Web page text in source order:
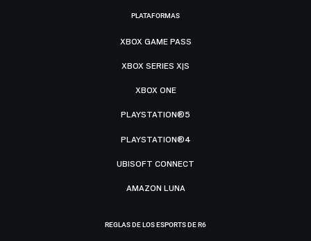
PLATAFORMAS
XBOX GAME PASS
XBOX SERIES X|S
XBOX ONE
PLAYSTATION®5
PLAYSTATION®4
UBISOFT CONNECT
AMAZON LUNA
REGLAS DE LOS ESPORTS DE R6